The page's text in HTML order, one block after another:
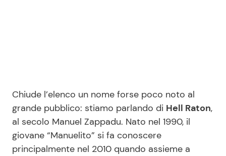
Chiude l’elenco un nome forse poco noto al
grande pubblico: stiamo parlando di Hell Raton,
al secolo Manuel Zappadu. Nato nel 1990, il
giovane “Manuelito” si fa conoscere
principalmente nel 2010 quando assieme a